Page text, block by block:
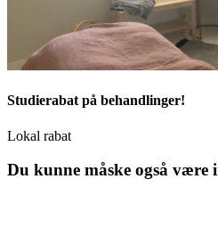
Studierabat på behandlinger!
Lokal rabat
Du kunne måske også være